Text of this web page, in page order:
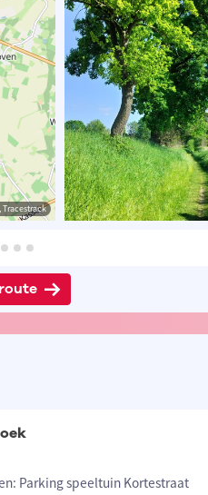
Parking speeltuin Kortestraat